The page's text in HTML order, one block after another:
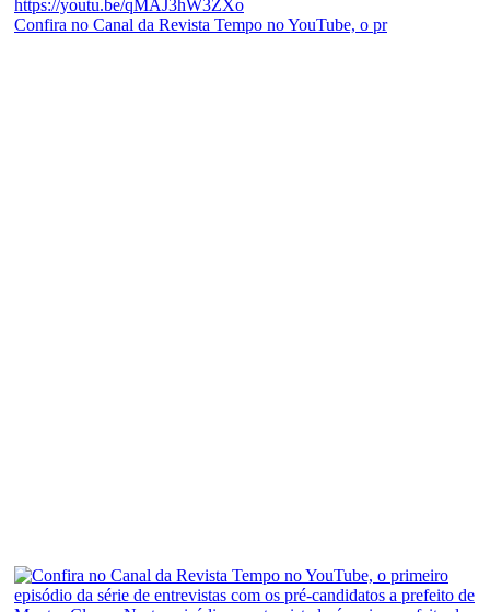
Confira no Canal da Revista Tempo no YouTube, o pr